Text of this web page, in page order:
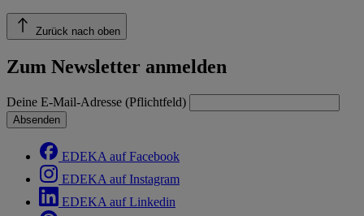
Zurück nach oben
Zum Newsletter anmelden
Deine E-Mail-Adresse (Pflichtfeld)
Absenden
EDEKA auf Facebook
EDEKA auf Instagram
EDEKA auf Linkedin